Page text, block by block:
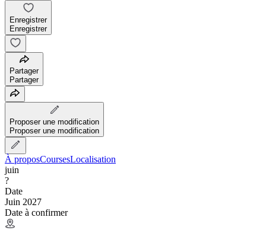
Enregistrer
Enregistrer
Partager
Partager
Proposer une modification
Proposer une modification
À proposCoursesLocalisation
juin
?
Date
Juin 2027
Date à confirmer